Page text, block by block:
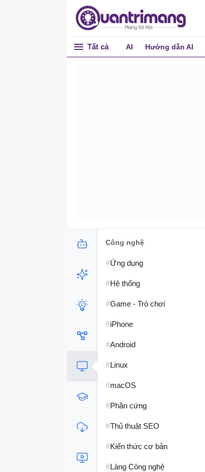
Tất cả AI Hướng dẫn AI
Công nghệ
#Ứng dụng
#Hệ thống
#Game - Trò chơi
#iPhone
#Android
#Linux
#macOS
#Phần cứng
#Thủ thuật SEO
#Kiến thức cơ bản
#Làng Công nghệ